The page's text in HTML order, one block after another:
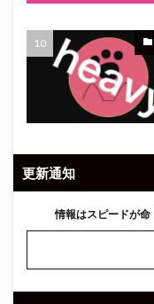
更新通知
情報はスピードが命